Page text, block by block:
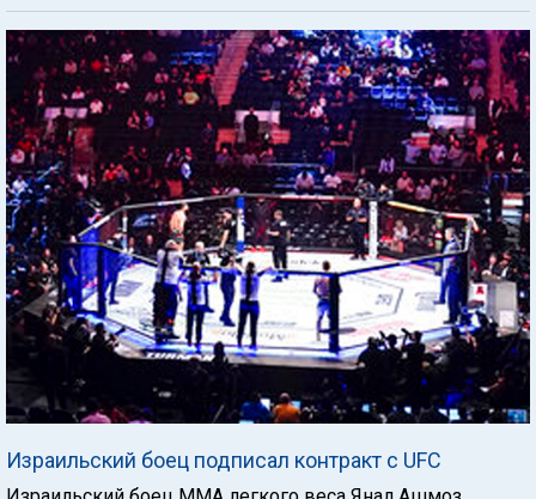
Израильский боец подписал контракт с UFC